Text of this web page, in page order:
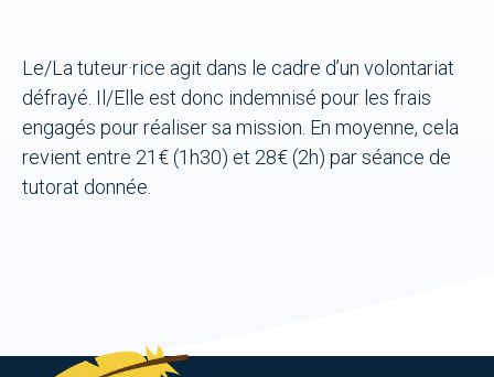
ACTUALITÉS
CONTACT
Le/La tuteur·rice agit dans le cadre d’un volontariat
défrayé. Il/Elle est donc indemnisé pour les frais
engagés pour réaliser sa mission. En moyenne, cela
revient entre 21€ (1h30) et 28€ (2h) par séance de
tutorat donnée.